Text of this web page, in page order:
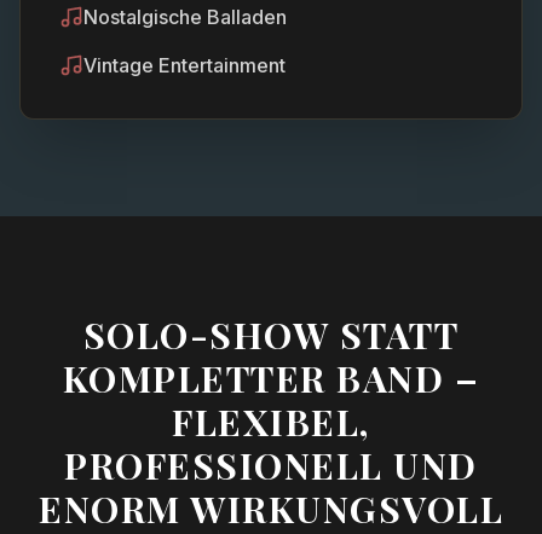
Nostalgische Balladen
Vintage Entertainment
SOLO-SHOW STATT
KOMPLETTER BAND –
FLEXIBEL,
PROFESSIONELL UND
ENORM WIRKUNGSVOLL